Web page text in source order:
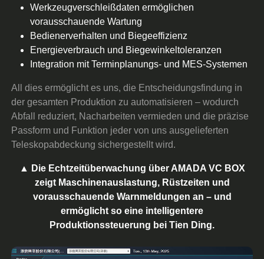
Werkzeugverschleißdaten ermöglichen
vorausschauende Wartung
Bedienerverhalten und Biegeeffizienz
Energieverbrauch und Biegewinkeltoleranzen
Integration mit Terminplanungs- und MES-Systemen
All dies ermöglicht es uns, die Entscheidungsfindung in
der gesamten Produktion zu automatisieren – wodurch
Abfall reduziert, Nacharbeiten vermieden und die präzise
Passform und Funktion jeder von uns ausgelieferten
Teleskopabdeckung sichergestellt wird.
▲ Die Echtzeitüberwachung über AMADA VC BOX
zeigt Maschinenauslastung, Rüstzeiten und
vorausschauende Warnmeldungen an – und
ermöglicht so eine intelligentere
Produktionssteuerung bei Tien Ding.